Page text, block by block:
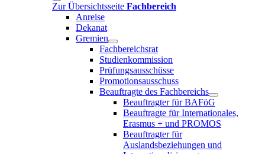
Zur Übersichtsseite Fachbereich
Anreise
Dekanat
Gremien
Fachbereichsrat
Studienkommission
Prüfungsausschüsse
Promotionsausschuss
Beauftragte des Fachbereichs
Beauftragter für BAFöG
Beauftragte für Internationales,
Erasmus + und PROMOS
Beauftragter für
Auslandsbeziehungen und